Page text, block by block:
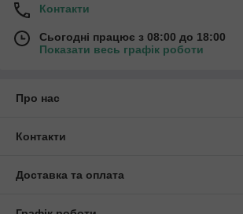
Контакти
Сьогодні працює з 08:00 до 18:00
Показати весь графік роботи
Про нас
Контакти
Доставка та оплата